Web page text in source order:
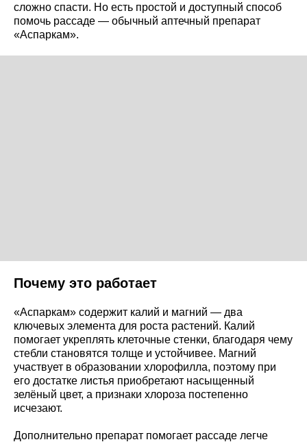
сложно спасти. Но есть простой и доступный способ
помочь рассаде — обычный аптечный препарат
«Аспаркам».
Почему это работает
«Аспаркам» содержит калий и магний — два
ключевых элемента для роста растений. Калий
помогает укреплять клеточные стенки, благодаря чему
стебли становятся толще и устойчивее. Магний
участвует в образовании хлорофилла, поэтому при
его достатке листья приобретают насыщенный
зелёный цвет, а признаки хлороза постепенно
исчезают.
Дополнительно препарат помогает рассаде легче